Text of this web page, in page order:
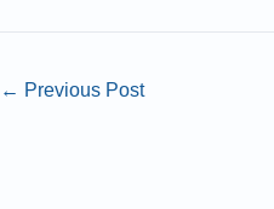
← Previous Post